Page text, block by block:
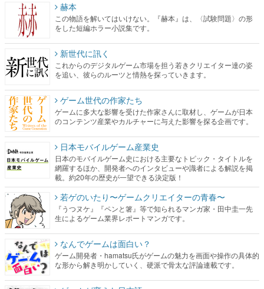
赫本
この物語を解いてはいけない。『赫本』は、〈試験問題〉の形
をした短編ホラー小説集です。
新世代に訊く
これからのデジタルゲーム市場を担う若きクリエイター達の姿
を追い、彼らのルーツと情熱を探っていきます。
ゲーム世代の作家たち
ゲームに多大な影響を受けた作家さんに取材し、ゲームが日本
のコンテンツ産業やカルチャーに与えた影響を探る企画です。
日本モバイルゲーム産業史
日本のモバイルゲーム史における主要なトピック・タイトルを
網羅するほか、開発者へのインタビューや識者による解説を掲
載。約20年の歴史が一望できる決定版！
若ゲのいたり〜ゲームクリエイターの青春〜
『うつヌケ』『ペンと箸』等で知られるマンガ家・田中圭一先
生によるゲーム業界レポートマンガです。
なんでゲームは面白い？
ゲーム開発者・hamatsu氏がゲームの魅力を画面や操作の具体的
な形から解き明かしていく、硬派で骨太な評論連載です。